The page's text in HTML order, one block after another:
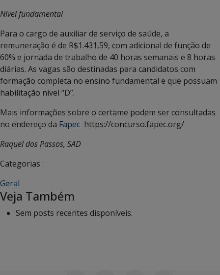
Nível fundamental
Para o cargo de auxiliar de serviço de saúde, a
remuneração é de R$1.431,59, com adicional de função de
60% e jornada de trabalho de 40 horas semanais e 8 horas
diárias. As vagas são destinadas para candidatos com
formação completa no ensino fundamental e que possuam
habilitação nível “D”.
Mais informações sobre o certame podem ser consultadas
no endereço da Fapec https://concurso.fapec.org/
Raquel dos Passos, SAD
Categorias :
Geral
Veja Também
Sem posts recentes disponíveis.